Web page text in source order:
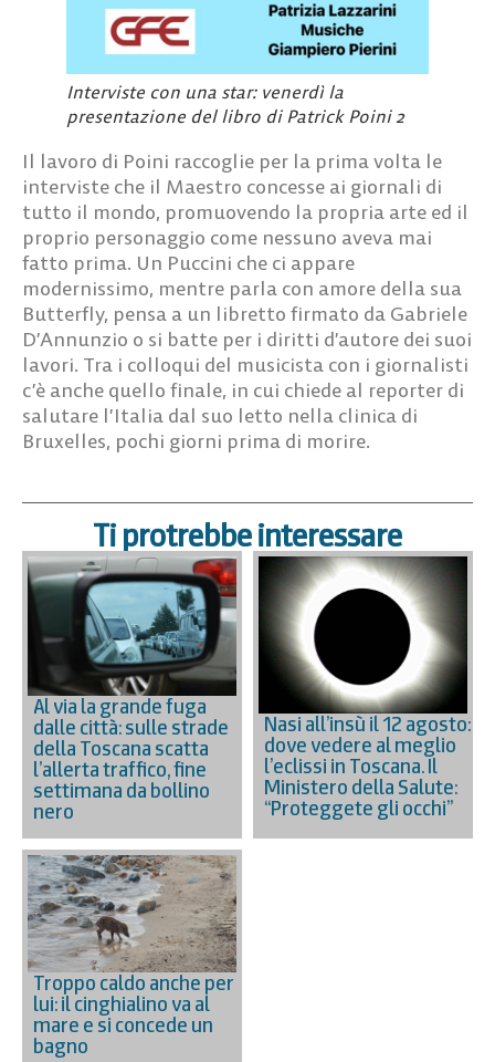
Interviste con una star: venerdì la
presentazione del libro di Patrick Poini 2
Il lavoro di Poini raccoglie per la prima volta le
interviste che il Maestro concesse ai giornali di
tutto il mondo, promuovendo la propria arte ed il
proprio personaggio come nessuno aveva mai
fatto prima. Un Puccini che ci appare
modernissimo, mentre parla con amore della sua
Butterfly, pensa a un libretto firmato da Gabriele
D’Annunzio o si batte per i diritti d’autore dei suoi
lavori. Tra i colloqui del musicista con i giornalisti
c’è anche quello finale, in cui chiede al reporter di
salutare l’Italia dal suo letto nella clinica di
Bruxelles, pochi giorni prima di morire.
Ti protrebbe interessare
Al via la grande fuga
dalle città: sulle strade
della Toscana scatta
l’allerta traffico, fine
settimana da bollino
nero
Nasi all’insù il 12 agosto:
dove vedere al meglio
l’eclissi in Toscana. Il
Ministero della Salute:
“Proteggete gli occhi”
Troppo caldo anche per
lui: il cinghialino va al
mare e si concede un
bagno